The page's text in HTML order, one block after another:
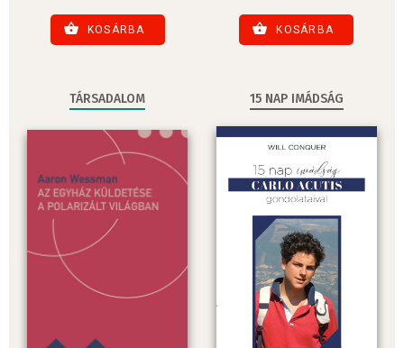
KOSÁRBA KOSÁRBA
TÁRSADALOM 15 NAP IMÁDSÁG